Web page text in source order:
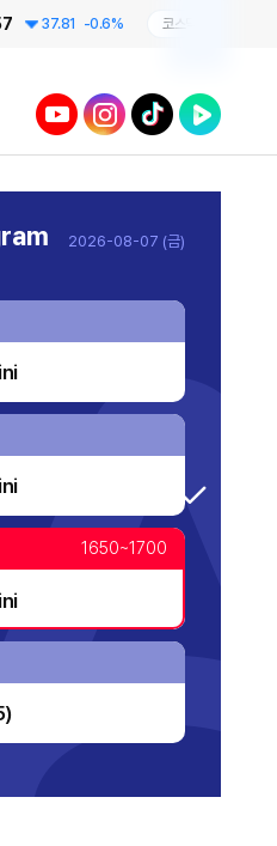
-0.6% 코스닥
유튜브 인스타그램
틱톡 네이버TV
2026-08-07 (금)
home
1650~1700